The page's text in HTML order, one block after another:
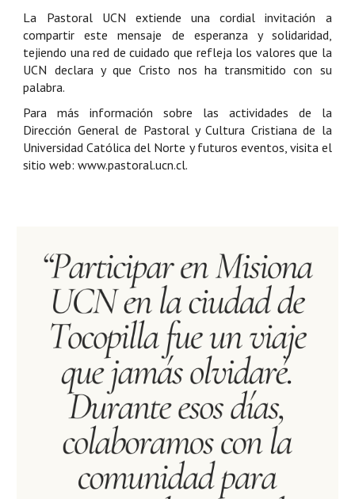
La Pastoral UCN extiende una cordial invitación a
compartir este mensaje de esperanza y solidaridad,
tejiendo una red de cuidado que refleja los valores que la
UCN declara y que Cristo nos ha transmitido con su
palabra.
Para más información sobre las actividades de la
Dirección General de Pastoral y Cultura Cristiana de la
Universidad Católica del Norte y futuros eventos, visita el
sitio web: www.pastoral.ucn.cl.